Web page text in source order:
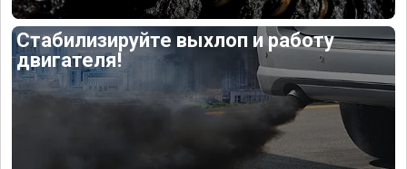
Стабилизируйте выхлоп и работу
двигателя!